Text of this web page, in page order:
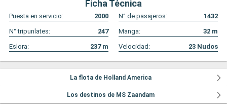
Ficha Técnica
Puesta en servicio: 2000 N° de pasajeros:
1432
N° tripunlates:
247 Manga: 32 m
Eslora:
237m Velocidad: 23 Nudos
La flota de Holland America
Los destinos de MS Zaandam